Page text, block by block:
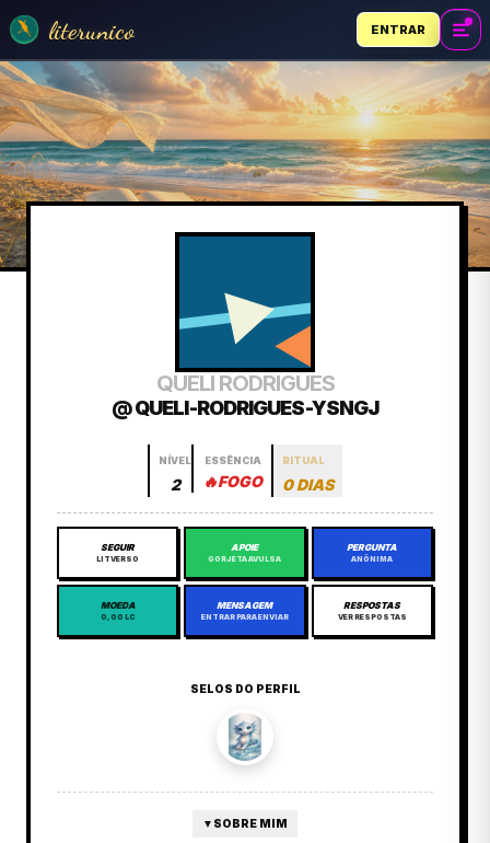
literunico ENTRAR
QUELI RODRIGUES
@ QUELI-RODRIGUES-YSNGJ
NÍVEL
2
ESSÊNCIA
🔥FOGO
RITUAL
0 DIAS
SEGUIR
LITVERSO
APOIE
GORJETA AVULSA
PERGUNTA
ANÔNIMA
MOEDA
0,00 LC
MENSAGEM
ENTRAR PARA ENVIAR
RESPOSTAS
VER RESPOSTAS
SELOS DO PERFIL
▼ SOBRE MIM